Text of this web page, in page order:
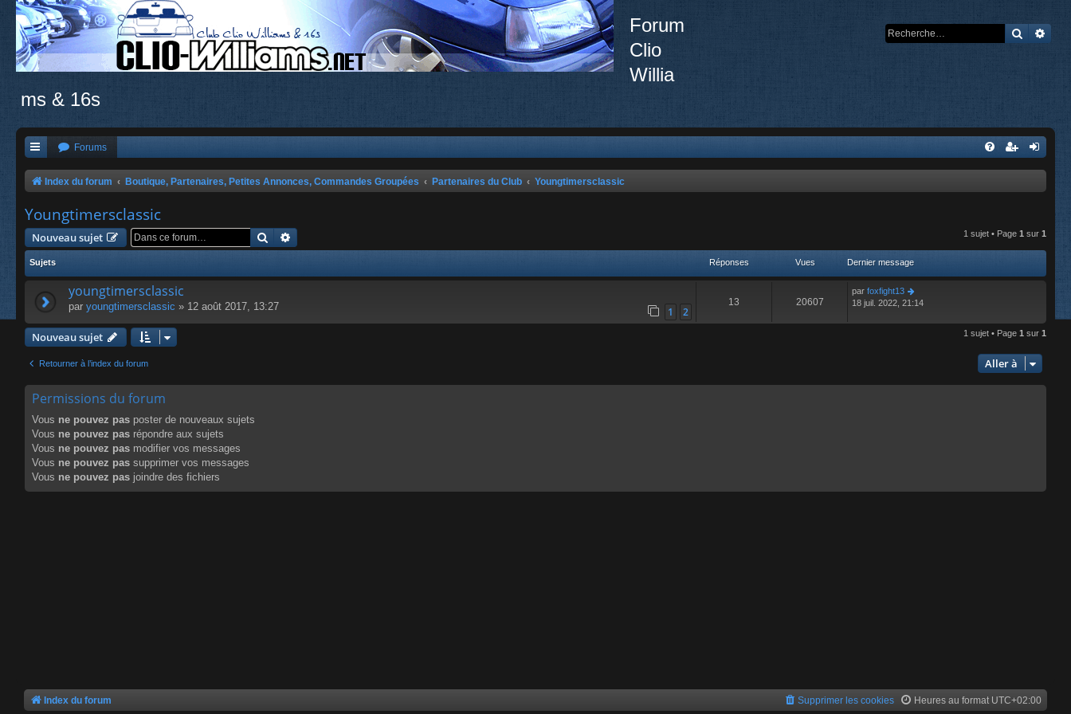
Forum
Clio
Willia
ms & 16s
Forums
Index du forum Boutique, Partenaires, Petites Annonces, Commandes Groupées Partenaires du Club Youngtimersclassic
Youngtimersclassic
Nouveau sujet Rechercher 1 sujet • Page 1 sur 1
Sujets Réponses Vues Dernier message
youngtimersclassic
par youngtimersclassic » 12 août 2017, 13:27 1 2
13 20607
par foxfight13
18 juil. 2022, 21:14
Nouveau sujet 1 sujet • Page 1 sur 1
Retourner à l’index du forum Aller à
Permissions du forum
Vous ne pouvez pas poster de nouveaux sujets
Vous ne pouvez pas répondre aux sujets
Vous ne pouvez pas modifier vos messages
Vous ne pouvez pas supprimer vos messages
Vous ne pouvez pas joindre des fichiers
Index du forum Heures au format UTC+02:00
Supprimer les cookies